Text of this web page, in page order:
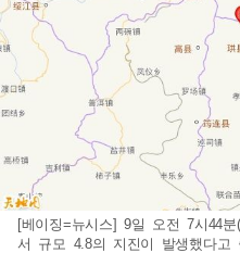
[베이징=뉴시스] 9일 오전 7시44
서 규모 4.8의 지진이 발생했다고